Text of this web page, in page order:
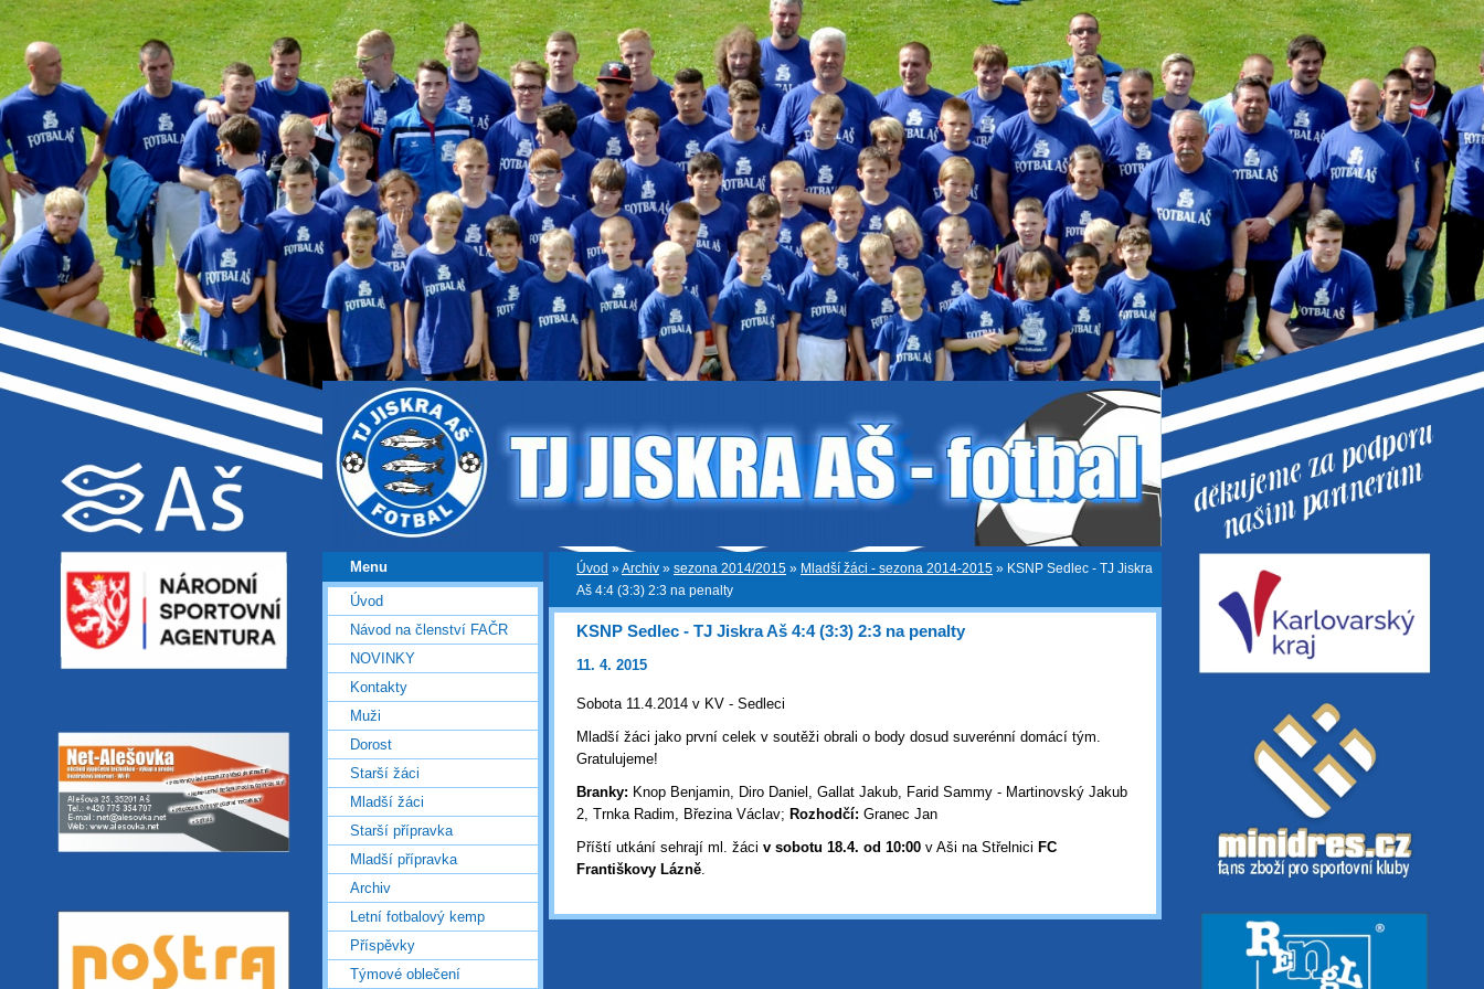
Úvod »Archiv » sezona 2014/2015 » Mladší žáci - sezona 2014-2015 » KSNP Sedlec - TJ Jiskra
Aš 4:4 (3:3) 2:3 na penalty
KSNP Sedlec - TJ Jiskra Aš 4:4 (3:3) 2:3 na penalty
11. 4. 2015
Sobota 11.4.2014 v KV - Sedleci
Mladší žáci jako první celek v soutěži obrali o body dosud suverénní domácí tým.
Gratulujeme!
Branky: Knop Benjamin, Diro Daniel, Gallat Jakub, Farid Sammy - Martinovský Jakub
2, Trnka Radim, Březina Václav; Rozhodčí: Granec Jan
Příští utkání sehrají ml. žáci v sobotu 18.4. od 10:00 v Aši na Střelnici FC
Františkovy Lázně.
Menu
Úvod
Návod na členství FAČR
NOVINKY
Kontakty
Muži
Dorost
Starší žáci
Mladší žáci
Starší přípravka
Mladší přípravka
Archiv
Letní fotbalový kemp
Příspěvky
Týmové oblečení